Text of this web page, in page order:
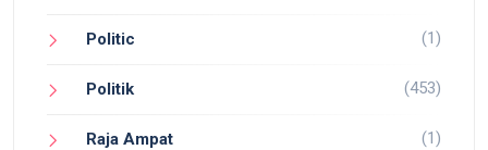
Politic (1)
Politik (453)
Raja Ampat (1)